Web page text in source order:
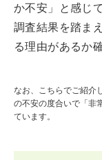
か不安」と感じ
調査結果を踏ま
る理由があるか
なお、こちらでご紹介
の不安の度合いで「非
ています。